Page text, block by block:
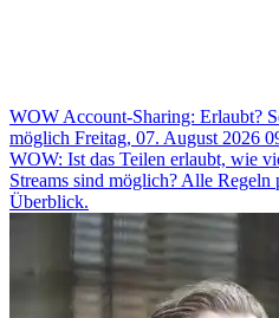
WOW Account-Sharing: Erlaubt?
möglich Freitag, 07. August 2026
WOW: Ist das Teilen erlaubt, wie
Streams sind möglich? Alle
Überblick.